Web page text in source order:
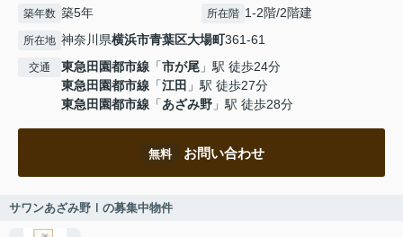
築年数 築5年 所在階 1-2階/2階建
所在地 神奈川県横浜市青葉区大場町361-61
交通 東急田園都市線 「市が尾 」駅 徒歩24分
東急田園都市線 「江田 」駅 徒歩27分
東急田園都市線 「あざみ野 」駅 徒歩28分
無料 お問い合わせ
サワンあざみ野Ⅰの募集中物件